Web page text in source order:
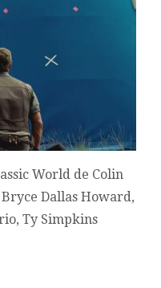
World de Colin
Dallas Howard,
Ty Simpkins